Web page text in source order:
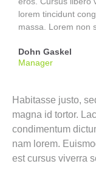
lorem tincidunt
massa. Lorem non
Dohn Gaskel
Manager
Habitasse justo,
magna id tortor.
condimentum
nam lorem.
est cursus viverra